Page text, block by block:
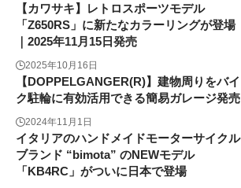
【カワサキ】レトロスポーツモデル
「Z650RS」に新たなカラーリングが登場
｜2025年11月15日発売
2025年10月16日
【DOPPELGANGER(R)】建物周りをバイ
ク駐輪に有効活用できる簡易ガレージ発売
2024年11月1日
イタリアのハンドメイドモーターサイクル
ブランド “bimota” のNEWモデル
「KB4RC」がついに日本で登場